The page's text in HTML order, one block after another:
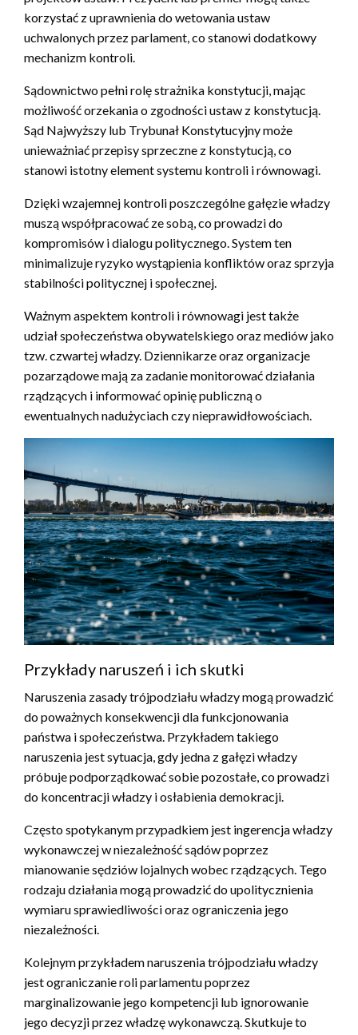
korzystać z uprawnienia do wetowania ustaw
uchwalonych przez parlament, co stanowi dodatkowy
mechanizm kontroli.
Sądownictwo pełni rolę strażnika konstytucji, mając
możliwość orzekania o zgodności ustaw z konstytucją.
Sąd Najwyższy lub Trybunał Konstytucyjny może
unieważniać przepisy sprzeczne z konstytucją, co
stanowi istotny element systemu kontroli i równowagi.
Dzięki wzajemnej kontroli poszczególne gałęzie władzy
muszą współpracować ze sobą, co prowadzi do
kompromisów i dialogu politycznego. System ten
minimalizuje ryzyko wystąpienia konfliktów oraz sprzyja
stabilności politycznej i społecznej.
Ważnym aspektem kontroli i równowagi jest także
udział społeczeństwa obywatelskiego oraz mediów jako
tzw. czwartej władzy. Dziennikarze oraz organizacje
pozarządowe mają za zadanie monitorować działania
rządzących i informować opinię publiczną o
ewentualnych nadużyciach czy nieprawidłowościach.
Przykłady naruszeń i ich skutki
Naruszenia zasady trójpodziału władzy mogą prowadzić
do poważnych konsekwencji dla funkcjonowania
państwa i społeczeństwa. Przykładem takiego
naruszenia jest sytuacja, gdy jedna z gałęzi władzy
próbuje podporządkować sobie pozostałe, co prowadzi
do koncentracji władzy i osłabienia demokracji.
Często spotykanym przypadkiem jest ingerencja władzy
wykonawczej w niezależność sądów poprzez
mianowanie sędziów lojalnych wobec rządzących. Tego
rodzaju działania mogą prowadzić do upolitycznienia
wymiaru sprawiedliwości oraz ograniczenia jego
niezależności.
Kolejnym przykładem naruszenia trójpodziału władzy
jest ograniczanie roli parlamentu poprzez
marginalizowanie jego kompetencji lub ignorowanie
jego decyzji przez władzę wykonawczą. Skutkuje to